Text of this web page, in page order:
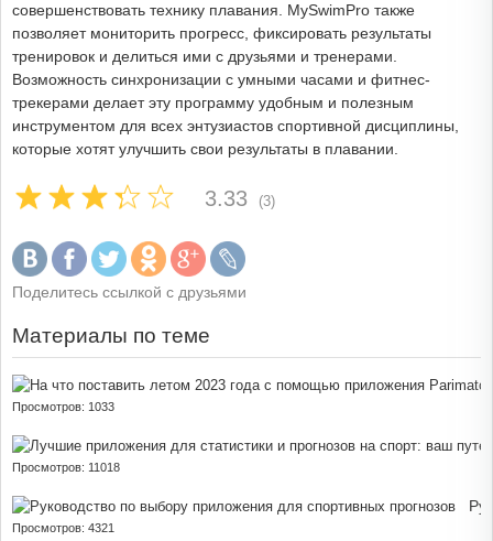
совершенствовать технику плавания. MySwimPro также
позволяет мониторить прогресс, фиксировать результаты
тренировок и делиться ими с друзьями и тренерами.
Возможность синхронизации с умными часами и фитнес-
трекерами делает эту программу удобным и полезным
инструментом для всех энтузиастов спортивной дисциплины,
которые хотят улучшить свои результаты в плавании.
3.33 (3)
Поделитесь ссылкой с друзьями
Материалы по теме
Просмотров: 1033
Просмотров: 11018
Просмотров: 4321